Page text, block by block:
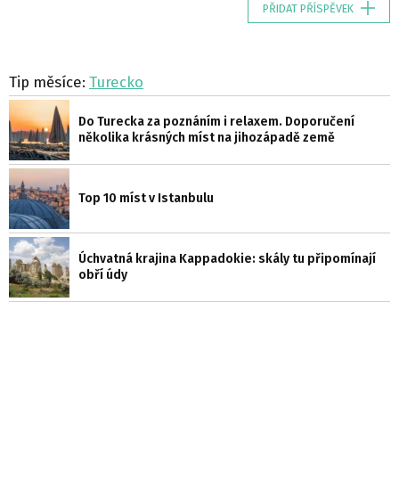
PŘIDAT PŘÍSPĚVEK
Tip měsíce: Turecko
Do Turecka za poznáním i relaxem. Doporučení
několika krásných míst na jihozápadě země
Top 10 míst v Istanbulu
Úchvatná krajina Kappadokie: skály tu připomínají
obří údy